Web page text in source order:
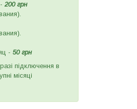
200 грн
- 50 грн
підключення в
місяці